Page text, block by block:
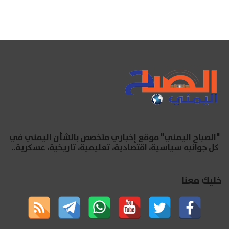
"الصباح اليمني" موقع إخباري متخصص بالشأن اليمني في
كل جوانبه سياسية، اقتصادية، تعليمية، تاريخية، عسكرية..
خليك معنا